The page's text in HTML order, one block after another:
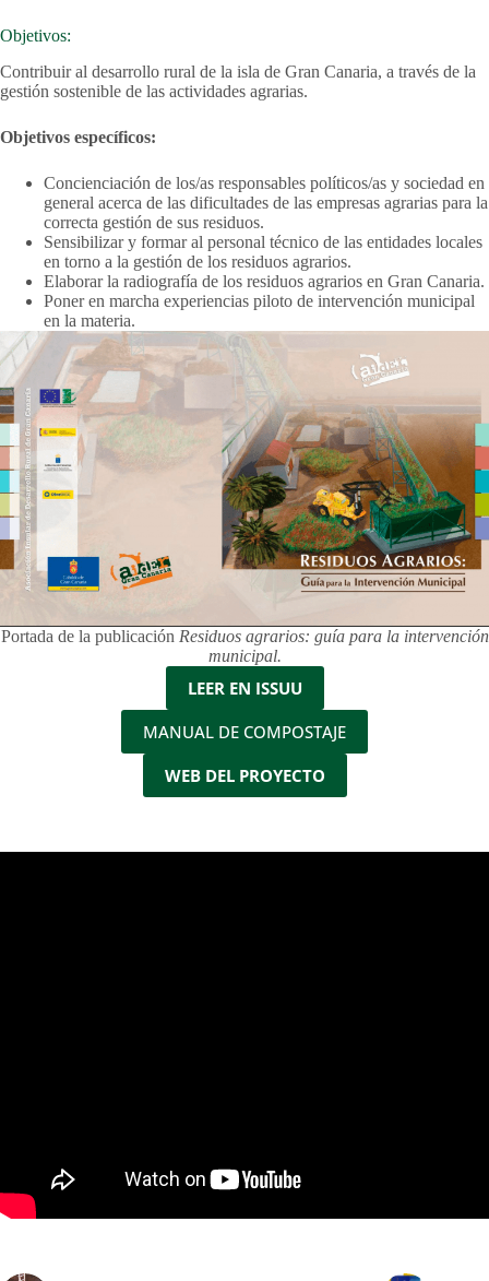
Objetivos:
Contribuir al desarrollo rural de la isla de Gran Canaria, a través de la
gestión sostenible de las actividades agrarias.
Objetivos específicos:
Concienciación de los/as responsables políticos/as y sociedad en
general acerca de las dificultades de las empresas agrarias para la
correcta gestión de sus residuos.
Sensibilizar y formar al personal técnico de las entidades locales
en torno a la gestión de los residuos agrarios.
Elaborar la radiografía de los residuos agrarios en Gran Canaria.
Poner en marcha experiencias piloto de intervención municipal
en la materia.
Portada de la publicación Residuos agrarios: guía para la intervención
municipal.
LEER EN ISSUU
MANUAL DE COMPOSTAJE
WEB DEL PROYECTO